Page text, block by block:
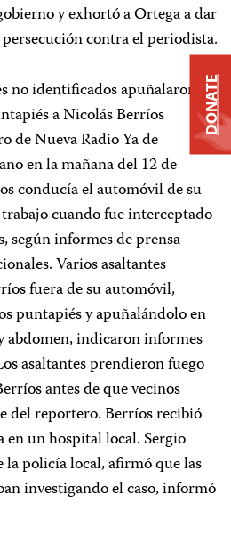
y exhortó a Ortega a dar
contra el periodista.
no identificados apuñalaron y
a Nicolás Berríos
de Nueva Radio Ya de
en la mañana del 12 de
conducía el automóvil de su
cuando fue interceptado
según informes de prensa
Varios asaltantes
fuera de su automóvil,
puntapiés y apuñalándolo en
abdomen, indicaron informes
asaltantes prendieron fuego
antes de que vecinos
del reportero. Berríos recibió
en un hospital local. Sergio
policía local, afirmó que las
investigando el caso, informó
DONATE